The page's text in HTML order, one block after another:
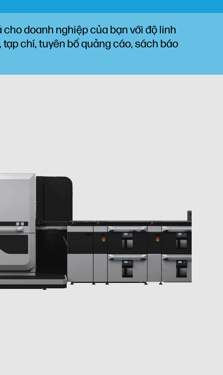
doanh nghiệp của bạn với độ linh
chí, tuyên bố quảng cáo, sách báo